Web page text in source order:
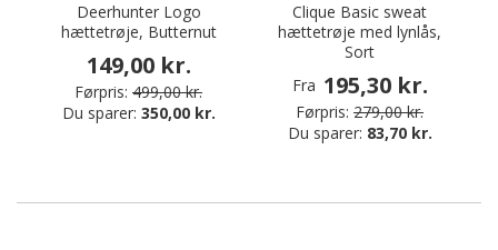
Deerhunter Logo
hættetrøje, Butternut
149,00 kr.
Førpris: 499,00 kr.
Du sparer: 350,00 kr.
Clique Basic sweat
hættetrøje med lynlås,
Sort
Fra 195,30 kr.
Førpris: 279,00 kr.
Du sparer: 83,70 kr.